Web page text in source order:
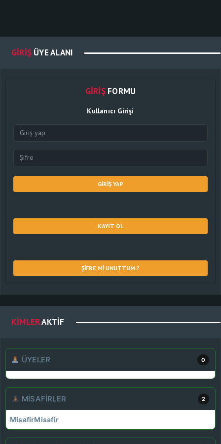
GIRIŞ ÜYE ALANI
GIRIŞFORMU
Kullanıcı Girişi
GIRIŞ YAP
KAYIT OL
ŞIFRE MI UNUTTUM ?
KIMLERAKTIF
ÜYELER 0
MISAFIRLER 2
MisafirMisafir